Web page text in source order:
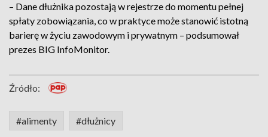
– Dane dłużnika pozostają w rejestrze do momentu pełnej
spłaty zobowiązania, co w praktyce może stanowić istotną
barierę w życiu zawodowym i prywatnym – podsumował
prezes BIG InfoMonitor.
Źródło:
#alimenty #dłużnicy